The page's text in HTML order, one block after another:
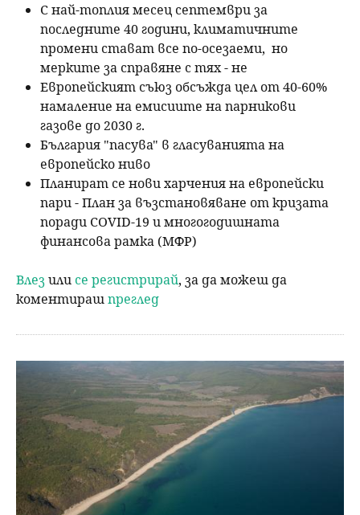
С най-топлия месец септември за
последните 40 години, климатичните
промени стават все по-осезаеми, но
мерките за справяне с тях - не
Европейският съюз обсъжда цел от 40-60%
намаление на емисиите на парникови
газове до 2030 г.
България "пасува" в гласуванията на
европейско ниво
Планират се нови харчения на европейски
пари - План за възстановяване от кризата
поради COVID-19 и многогодишната
финансова рамка (МФР)
Влезили се регистрирай, за да можеш да
коментирашпреглед